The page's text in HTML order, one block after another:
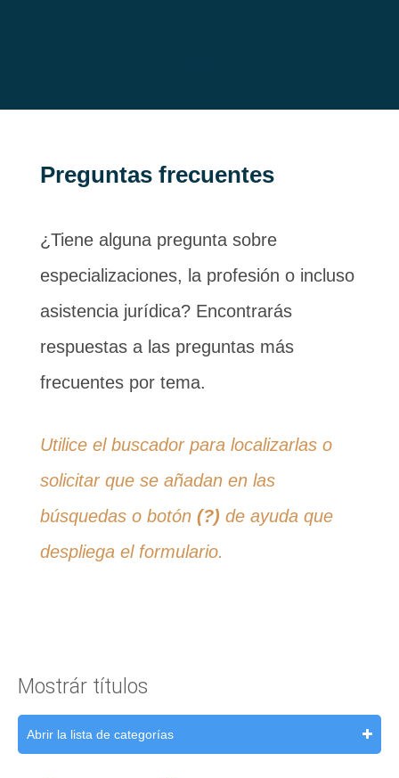
Preguntas frecuentes
¿Tiene alguna pregunta sobre
especializaciones, la profesión o incluso
asistencia jurídica? Encontrarás
respuestas a las preguntas más
frecuentes por tema.
Utilice el buscador para localizarlas o
solicitar que se añadan en las
búsquedas o botón (?) de ayuda que
despliega el formulario.
Mostrár títulos
Abrir la lista de categorías